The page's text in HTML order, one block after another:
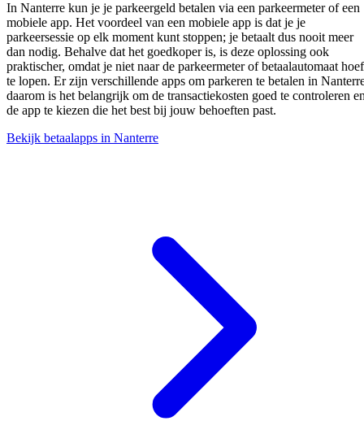
In Nanterre kun je je parkeergeld betalen via een parkeermeter of een
mobiele app. Het voordeel van een mobiele app is dat je je
parkeersessie op elk moment kunt stoppen; je betaalt dus nooit meer
dan nodig. Behalve dat het goedkoper is, is deze oplossing ook
praktischer, omdat je niet naar de parkeermeter of betaalautomaat
te lopen. Er zijn verschillende apps om parkeren te betalen in
daarom is het belangrijk om de transactiekosten goed te controleren
de app te kiezen die het best bij jouw behoeften past.
Bekijk betaalapps in Nanterre